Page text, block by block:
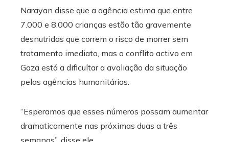
Narayan disse que a agência estima que entre
7.000 e 8.000 crianças estão tão gravemente
desnutridas que correm o risco de morrer sem
tratamento imediato, mas o conflito activo em
Gaza está a dificultar a avaliação da situação
pelas agências humanitárias.
“Esperamos que esses números possam aumentar
dramaticamente nas próximas duas a três
semanas”, disse ele.